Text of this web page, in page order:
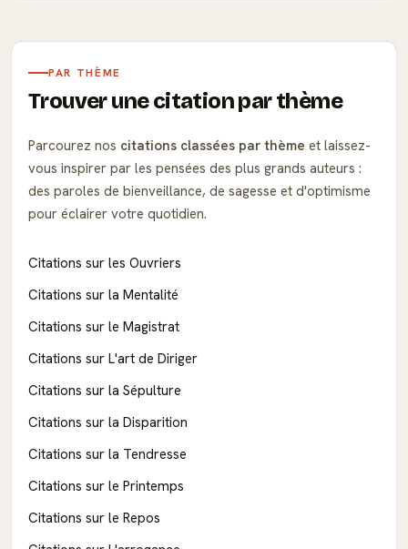
PAR THÈME
Trouver une citation par thème
Parcourez nos citations classées par thème et laissez-
vous inspirer par les pensées des plus grands auteurs :
des paroles de bienveillance, de sagesse et d'optimisme
pour éclairer votre quotidien.
Citations sur les Ouvriers
Citations sur la Mentalité
Citations sur le Magistrat
Citations sur L'art de Diriger
Citations sur la Sépulture
Citations sur la Disparition
Citations sur la Tendresse
Citations sur le Printemps
Citations sur le Repos